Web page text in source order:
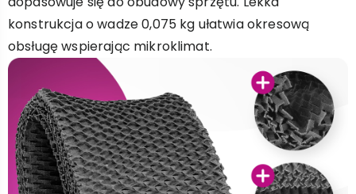
konstrukcja o wadze 0,075 kg ułatwia okresową
obsługę wspierając mikroklimat.